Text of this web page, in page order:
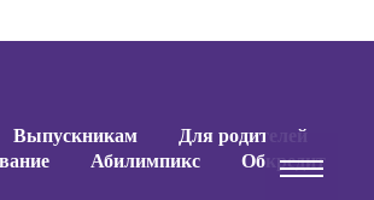
Выпускникам
Для родителей
Абилимпикс Обкредит